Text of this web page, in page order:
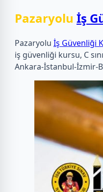
Pazaryolu İş
Pazaryolu İş Güvenliği
iş güvenliği kursu, C
Ankara-İstanbul-İzmir-